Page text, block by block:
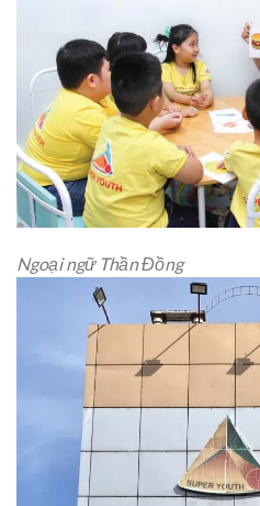
Ngoại ngữ Thần Đồng